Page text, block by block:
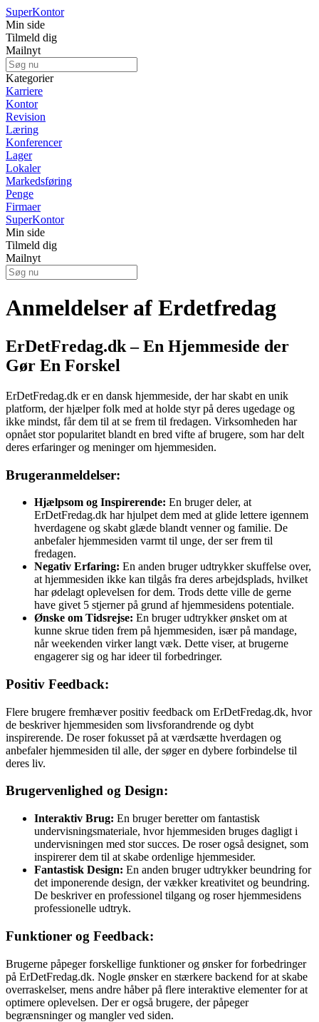
SuperKontor
Min side
Tilmeld dig
Mailnyt
Kategorier
Karriere
Kontor
Revision
Læring
Konferencer
Lager
Lokaler
Markedsføring
Penge
Firmaer
SuperKontor
Min side
Tilmeld dig
Mailnyt
Anmeldelser af Erdetfredag
ErDetFredag.dk – En Hjemmeside der
Gør En Forskel
ErDetFredag.dk er en dansk hjemmeside, der har skabt en unik
platform, der hjælper folk med at holde styr på deres ugedage og
ikke mindst, får dem til at se frem til fredagen. Virksomheden har
opnået stor popularitet blandt en bred vifte af brugere, som har delt
deres erfaringer og meninger om hjemmesiden.
Brugeranmeldelser:
Hjælpsom og Inspirerende: En bruger deler, at
ErDetFredag.dk har hjulpet dem med at glide lettere igennem
hverdagene og skabt glæde blandt venner og familie. De
anbefaler hjemmesiden varmt til unge, der ser frem til
fredagen.
Negativ Erfaring: En anden bruger udtrykker skuffelse over,
at hjemmesiden ikke kan tilgås fra deres arbejdsplads, hvilket
har ødelagt oplevelsen for dem. Trods dette ville de gerne
have givet 5 stjerner på grund af hjemmesidens potentiale.
Ønske om Tidsrejse: En bruger udtrykker ønsket om at
kunne skrue tiden frem på hjemmesiden, især på mandage,
når weekenden virker langt væk. Dette viser, at brugerne
engagerer sig og har ideer til forbedringer.
Positiv Feedback:
Flere brugere fremhæver positiv feedback om ErDetFredag.dk, hvor
de beskriver hjemmesiden som livsforandrende og dybt
inspirerende. De roser fokusset på at værdsætte hverdagen og
anbefaler hjemmesiden til alle, der søger en dybere forbindelse til
deres liv.
Brugervenlighed og Design:
Interaktiv Brug: En bruger beretter om fantastisk
undervisningsmateriale, hvor hjemmesiden bruges dagligt i
undervisningen med stor succes. De roser også designet, som
inspirerer dem til at skabe ordenlige hjemmesider.
Fantastisk Design: En anden bruger udtrykker beundring for
det imponerende design, der vækker kreativitet og beundring.
De beskriver en professionel tilgang og roser hjemmesidens
professionelle udtryk.
Funktioner og Feedback:
Brugerne påpeger forskellige funktioner og ønsker for forbedringer
på ErDetFredag.dk. Nogle ønsker en stærkere backend for at skabe
overraskelser, mens andre håber på flere interaktive elementer for at
optimere oplevelsen. Der er også brugere, der påpeger
begrænsninger og mangler ved siden.